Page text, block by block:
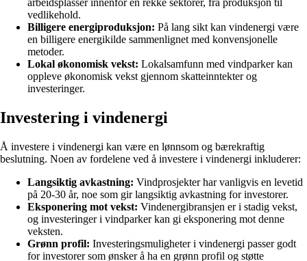
arbeidsplasser innenfor en rekke sektorer, fra produksjon til
vedlikehold.
Billigere energiproduksjon: På lang sikt kan vindenergi være
en billigere energikilde sammenlignet med konvensjonelle
metoder.
Lokal økonomisk vekst: Lokalsamfunn med vindparker kan
oppleve økonomisk vekst gjennom skatteinntekter og
investeringer.
Investering i vindenergi
Å investere i vindenergi kan være en lønnsom og bærekraftig
beslutning. Noen av fordelene ved å investere i vindenergi inkluderer:
Langsiktig avkastning: Vindprosjekter har vanligvis en levetid
på 20-30 år, noe som gir langsiktig avkastning for investorer.
Eksponering mot vekst: Vindenergibransjen er i stadig vekst,
og investeringer i vindparker kan gi eksponering mot denne
veksten.
Grønn profil: Investeringsmuligheter i vindenergi passer godt
for investorer som ønsker å ha en grønn profil og støtte